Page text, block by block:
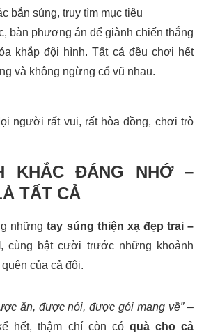
bắn súng, truy tìm mục tiêu
bàn phương án để giành chiến thắng
khắp đội hình. Tất cả đều chơi hết
và không ngừng cổ vũ nhau.
người rất vui, rất hòa đồng, chơi trò
KHẮC ĐÁNG NHỚ –
TẤT CẢ
nhữngtay súng thiện xạ đẹp trai –
, cùng bật cười trước những khoảnh
của cả đội.
ăn, được nói, được gói mang về”–
hết, thậm chí còn có quà cho cả